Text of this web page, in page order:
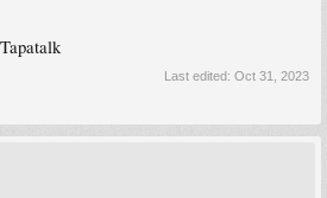
Last edited: Oct 31, 2023